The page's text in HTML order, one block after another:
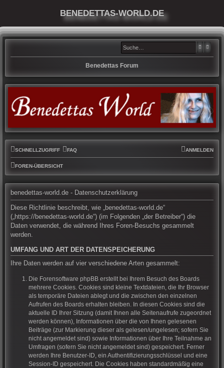
BENEDETTAS-WORLD.DE
SUCHE
Benedettas Forum
SCHNELLZUGRIFF FAQ ANMELDEN
FOREN-ÜBERSICHT
benedettas-world.de - Datenschutzerklärung
Diese Richtlinie beschreibt, wie „benedettas-world.de“
(„https://benedettas-world.de“) (im Folgenden „der Betreiber“) die
Daten verwendet, die während Ihres Foren-Besuchs gesammelt
werden.
UMFANG UND ART DER DATENSPEICHERUNG
Ihre Daten werden auf vier verschiedene Arten gesammelt:
Die Forensoftware phpBB erstellt bei Ihrem Besuch des Boards
mehrere Cookies. Cookies sind kleine Textdateien, die Ihr Browser
als temporäre Dateien ablegt und die zwischen den einzelnen
Aufrufen des Boards erhalten bleiben. In diesen Cookies sind die
aktuelle ID Ihrer Sitzung (damit Ihnen alle Seitenaufrufe zugeordnet
werden können), Informationen über die von Ihnen gelesenen
Beiträge (zur Markierung dieser als gelesen/ungelesen; sofern Sie
nicht angemeldet sind) sowie Informationen über Ihre Teilnahme an
Umfragen (sofern Sie nicht angemeldet sind) gespeichert. Ferner
werden Ihre Benutzer-ID, ein Authentifizierungsschlüssel und eine
Session-ID gespeichert. Die Cookies haben standardmäßig eine